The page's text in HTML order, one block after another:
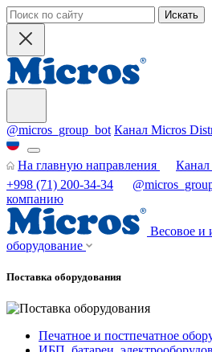
Искать
@micros_group_bot Канал Micros
На главную направления
Канал
+998 (71) 200-34-34
компанию
Весовое и
оборудование
Поставка оборудования
Печатное и постпечатное